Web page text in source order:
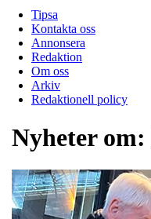
Tipsa
Kontakta oss
Annonsera
Redaktion
Om oss
Arkiv
Redaktionell policy
Nyheter om: